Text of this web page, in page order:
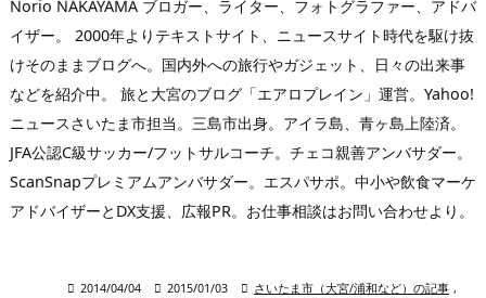
Norio NAKAYAMA ブロガー、ライター、フォトグラファー、アドバ
イザー。 2000年よりテキストサイト、ニュースサイト時代を駆け抜
けそのままブログへ。国内外への旅行やガジェット、日々の出来事
などを紹介中。 旅と大宮のブログ「エアロプレイン」運営。Yahoo!
ニュースさいたま市担当。三島市出身。アイラ島、青ヶ島上陸済。
JFA公認C級サッカー/フットサルコーチ。チェコ親善アンバサダー。
ScanSnapプレミアムアンバサダー。エスパサポ。中小や飲食マーケ
アドバイザーとDX支援、広報PR。お仕事相談はお問い合わせより。
 2014/04/04  2015/01/03  さいたま市（大宮/浦和など）の記事 ,